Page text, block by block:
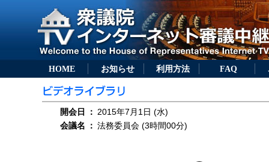
HOME お知らせ 利用方法 FAQ
開会日 ： 2015年7月1日 (水)
会議名
： 法務委員会 (3時間00分)